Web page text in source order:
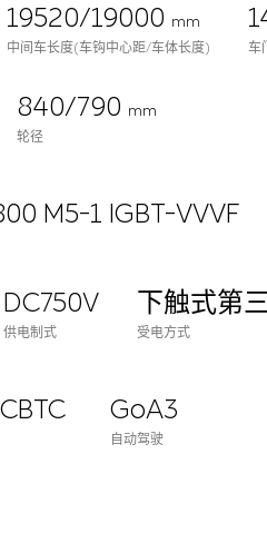
19520/19000 mm
中间车长度(车钩中心距/车体长度)
车
840/790 mm
轮径
M5-1 IGBT-VVVF
DC750V
供电制式
下触式第
受电方式
GoA3
自动驾驶